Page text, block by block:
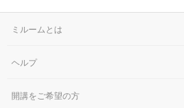
ミルームとは
ヘルプ
開講をご希望の方